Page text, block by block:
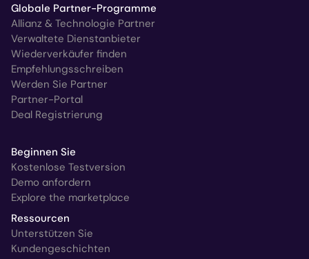
Globale Partner-Programme
Allianz & Technologie Partner
Verwaltete Dienstanbieter
Wiederverkäufer finden
Empfehlungsschreiben
Werden Sie Partner
Partner-Portal
Deal Registrierung
Beginnen Sie
Kostenlose Testversion
Demo anfordern
Explore the marketplace
Ressourcen
Unterstützen Sie
Kundengeschichten